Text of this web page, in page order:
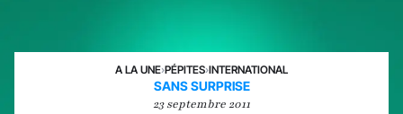
A LA UNE›PÉPITES›INTERNATIONAL
SANS SURPRISE
23 septembre 2011